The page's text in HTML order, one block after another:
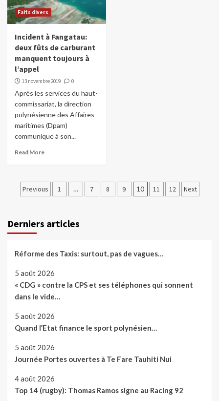
Faits divers
Incident à Fangatau:
deux fûts de carburant
manquent toujours à
l’appel
13 novembre 2019 0
Après les services du haut-
commissariat, la direction
polynésienne des Affaires
maritimes (Dpam)
communique à son...
Read More
Pagination
publications
Previous 1 … 7 8 9 10 11 12 Next
Derniers articles
Réforme des Taxis: surtout, pas de vagues…
5 août 2026
« CDG » contre la CPS et ses téléphones qui sonnent
dans le vide…
5 août 2026
Quand l’Etat finance le sport polynésien…
5 août 2026
Journée Portes ouvertes à Te Fare Tauhiti Nui
4 août 2026
Top 14 (rugby): Thomas Ramos signe au Racing 92